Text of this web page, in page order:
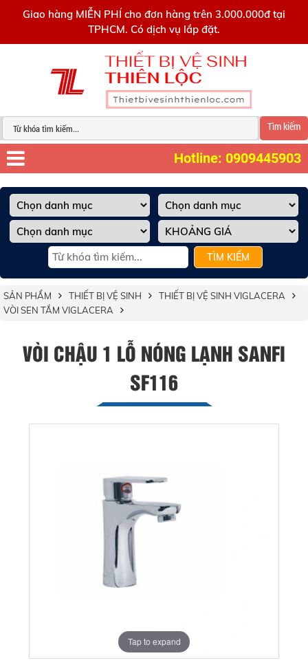
Giao hàng MIỄN PHÍ cho đơn hàng trên 3.000.000đ tại
TPHCM. Có dịch vụ lắp đặt.
Tìm kiếm
Hotline: 0909445903
TÌM KIẾM
SẢN PHẨM THIẾT BỊ VỆ SINH
THIẾT BỊ VỆ SINH VIGLACERA
VÒI SEN TẮM VIGLACERA
VÒI CHẬU 1 LỖ NÓNG LẠNH SANFI
SF116
Tap to expand
0909445903